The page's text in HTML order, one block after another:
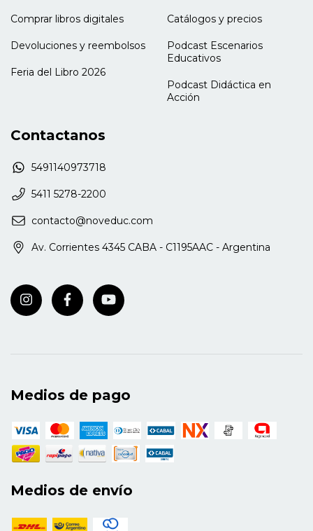
Comprar libros digitales
Devoluciones y reembolsos
Feria del Libro 2026
Catálogos y precios
Podcast Escenarios
Educativos
Podcast Didáctica en
Acción
Contactanos
5491140973718
5411 5278-2200
contacto@noveduc.com
Av. Corrientes 4345 CABA - C1195AAC - Argentina
Medios de pago
Medios de envío